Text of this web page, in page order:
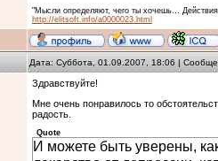
"Мысли определяют, чего ты хочешь…
http://elitsoft.info/a0000023.html
Дата: Суббота, 01.09.2007, 18:06 |
Здравствуйте!
Мне очень понравилось то
радость.
Quote
И можете быть уверены,